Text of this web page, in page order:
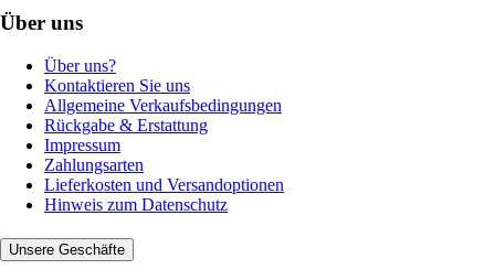
Über uns
Über uns?
Kontaktieren Sie uns
Allgemeine Verkaufsbedingungen
Rückgabe & Erstattung
Impressum
Zahlungsarten
Lieferkosten und Versandoptionen
Hinweis zum Datenschutz
Unsere Geschäfte